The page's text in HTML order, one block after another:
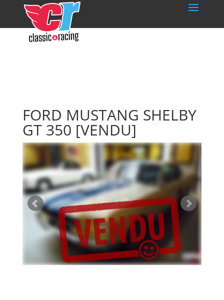
FORD MUSTANG SHELBY
GT 350 [VENDU]